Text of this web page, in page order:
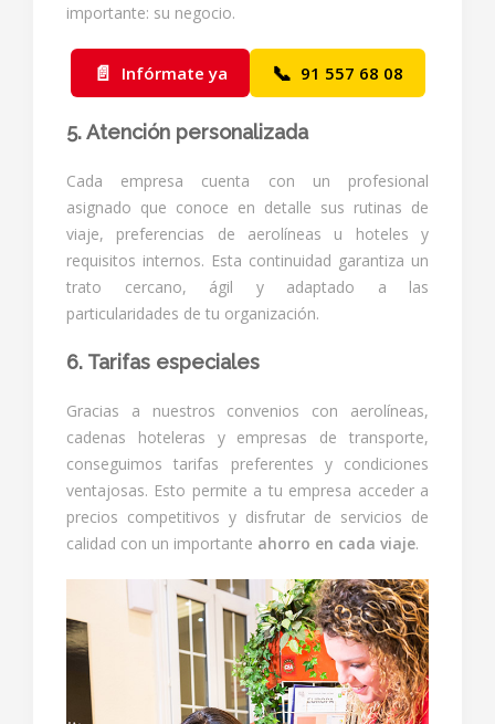
importante: su negocio.
📄 Infórmate ya 📞 91 557 68 08
5. Atención personalizada
Cada empresa cuenta con un profesional
asignado que conoce en detalle sus rutinas de
viaje, preferencias de aerolíneas u hoteles y
requisitos internos. Esta continuidad garantiza un
trato cercano, ágil y adaptado a las
particularidades de tu organización.
6. Tarifas especiales
Gracias a nuestros convenios con aerolíneas,
cadenas hoteleras y empresas de transporte,
conseguimos tarifas preferentes y condiciones
ventajosas. Esto permite a tu empresa acceder a
precios competitivos y disfrutar de servicios de
calidad con un importante ahorro en cada viaje.